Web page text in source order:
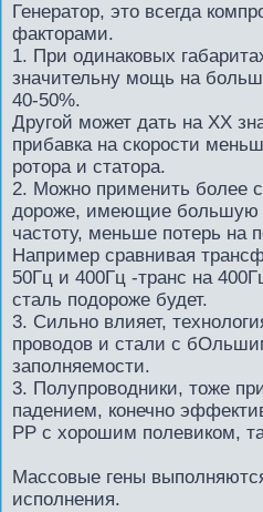
Генератор, это всегда
факторами.
1. При одинаковых
значительну мощь на
40-50%.
Другой может дать на ХХ
прибавка на скорости
ротора и статора.
2. Можно применить более
дороже, имеющие большую
частоту, меньше потерь на
Например сравнивая
50Гц и 400Гц -транс на
сталь подороже будет.
3. Сильно влияет,
проводов и стали с
заполняемости.
3. Полупроводники, тоже
падением, конечно
РР с хорошим полевиком,
Массовые гены
исполнения.